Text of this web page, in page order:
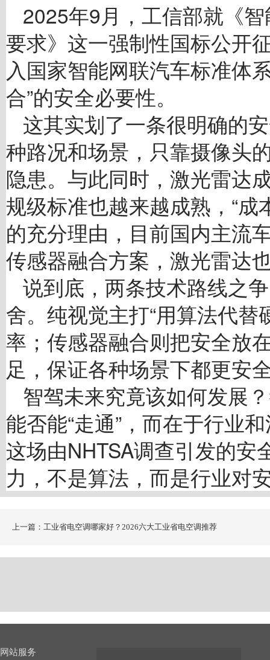
2025年9月，工信部就《
要求》这一强制性国标公开
入国家智能网联汽车标准体
合”的安全必要性。
这其实划了一条很明确的
种路况和场景，只靠摄像头
隐患。与此同时，激光雷达
规级标准也越来越成熟，“
的充分理由，目前国内主流
传感器融合方案，激光雷达
说到底，两条技术路线之
舍。纯视觉主打“用算法代
率；传感器融合则把安全放
足，保证各种场景下都更安
智驾未来究竟该如何发展
能否能“走通”，而在于行业
这场由NHTSA调查引发的安
力，不是算法，而是行业对
上一篇：工业省电空调哪家好？2026六大工业省电空调推荐
网站服务